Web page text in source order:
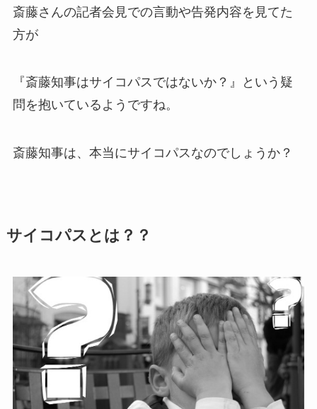
斎藤さんの記者会見での言動や告発内容を見てた
方が
『斎藤知事はサイコパスではないか？』という疑
問を抱いているようですね。
斎藤知事は、本当にサイコパスなのでしょうか？
サイコパスとは？？